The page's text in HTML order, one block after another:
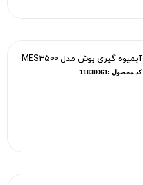
آبمیوه گیری بوش مدل MES3500
کد محصول :11838061